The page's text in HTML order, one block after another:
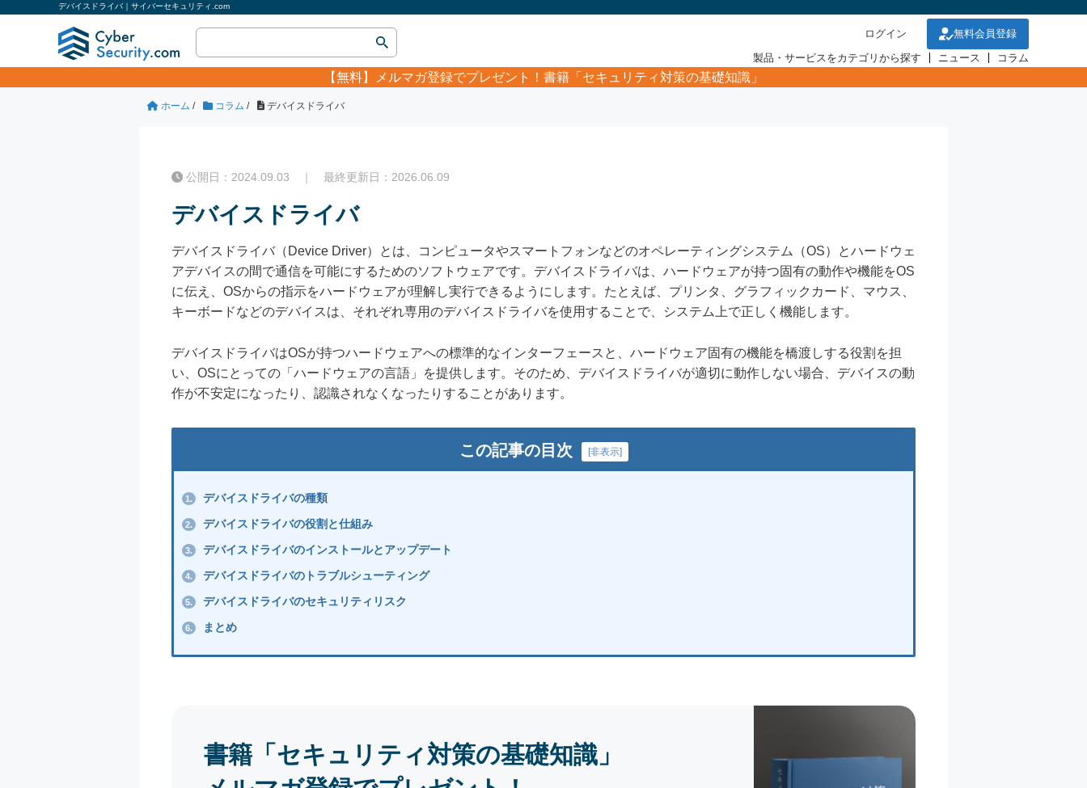
デバイスドライバ｜サイバーセキュリティ.com
ログイン
無料会員登録
製品・サービスをカテゴリから探す
ニュース コラム
【無料】 メルマガ登録でプレゼント！書籍「セキュリティ対策の基礎知識」
ホーム / コラム / デバイスドライバ
公開日：2024.09.03 ｜ 最終更新日：2026.06.09
デバイスドライバ
デバイスドライバ（Device Driver）とは、コンピュータやスマートフォンなどのオペレーティングシステム（OS）とハードウェ
アデバイスの間で通信を可能にするためのソフトウェアです。デバイスドライバは、ハードウェアが持つ固有の動作や機能をOS
に伝え、OSからの指示をハードウェアが理解し実行できるようにします。たとえば、プリンタ、グラフィックカード、マウス、
キーボードなどのデバイスは、それぞれ専用のデバイスドライバを使用することで、システム上で正しく機能します。
デバイスドライバはOSが持つハードウェアへの標準的なインターフェースと、ハードウェア固有の機能を橋渡しする役割を担
い、OSにとっての「ハードウェアの言語」を提供します。そのため、デバイスドライバが適切に動作しない場合、デバイスの動
作が不安定になったり、認識されなくなったりすることがあります。
この記事の目次 [非表示]
1. デバイスドライバの種類
2. デバイスドライバの役割と仕組み
3. デバイスドライバのインストールとアップデート
4. デバイスドライバのトラブルシューティング
5. デバイスドライバのセキュリティリスク
6. まとめ
書籍「セキュリティ対策の基礎知識」